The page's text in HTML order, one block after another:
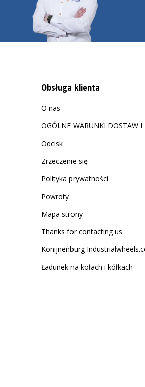
Obsługa klienta
O nas
OGÓLNE WARUNKI DOSTAW I
Odcisk
Zrzeczenie się
Polityka prywatności
Powroty
Mapa strony
Thanks for contacting us
Konijnenburg
Ładunek na kołach i kółkach